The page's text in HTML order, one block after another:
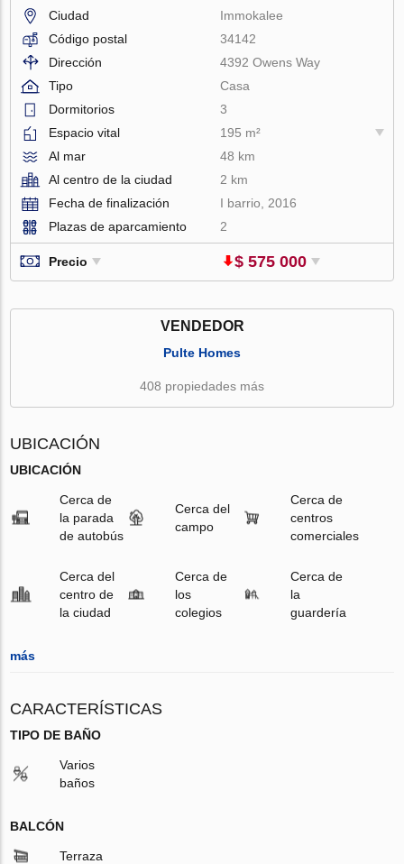
Ciudad
Immokalee
Código postal
34142
Dirección
4392 Owens Way
Tipo
Casa
Dormitorios
3
Espacio vital
195 m²
Al mar
48 km
Al centro de la ciudad
2 km
Fecha de finalización
I barrio, 2016
Plazas de aparcamiento
2
Precio $ 575 000
VENDEDOR
Pulte Homes
408 propiedades más
UBICACIÓN
UBICACIÓN
Cerca de
la parada
de autobús
Cerca del
campo
Cerca de
centros
comerciales
Cerca del
centro de
la ciudad
Cerca de
los
colegios
Cerca de
la
guardería
más
CARACTERÍSTICAS
TIPO DE BAÑO
Varios
baños
BALCÓN
Terraza